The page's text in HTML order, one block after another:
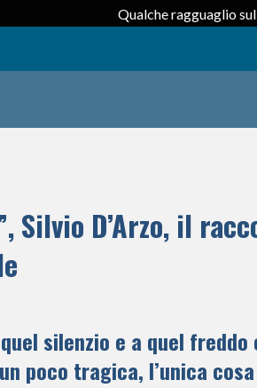
Qualche ragguaglio
Silvio D’Arzo, il
silenzio e a quel freddo
poco tragica, l’unica